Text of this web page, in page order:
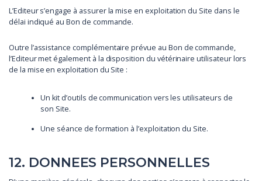
L’Editeur s’engage à assurer la mise en exploitation du Site dans le
délai indiqué au Bon de commande.
Outre l’assistance complémentaire prévue au Bon de commande,
l’Editeur met également à la disposition du vétérinaire utilisateur lors
de la mise en exploitation du Site :
Un kit d’outils de communication vers les utilisateurs de
son Site.
Une séance de formation à l’exploitation du Site.
12. DONNEES PERSONNELLES